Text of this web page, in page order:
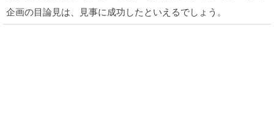
企画の目論見は、見事に成功したといえるでしょう。